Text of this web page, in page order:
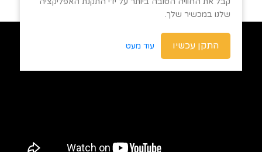
שלנו במכשיר שלך.
התקן עכשיו עוד מעט